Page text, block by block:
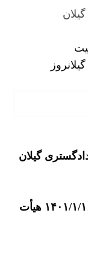
روز
گیلان
رأی وحدت رویه شماره ۸۱۹ ـ ۱۴۰۱/۱/۱۶ هیأت‌